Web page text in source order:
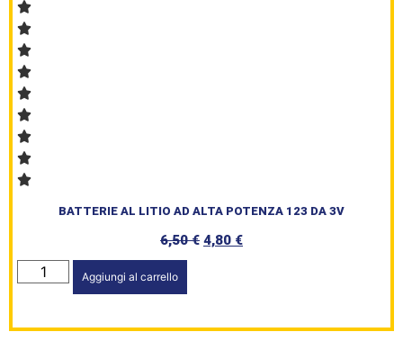
BATTERIE AL LITIO AD ALTA POTENZA 123 DA 3V
6,50€ 4,80 €
Aggiungi al carrello